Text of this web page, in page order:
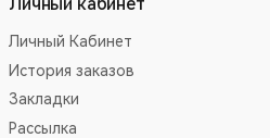
Личный Кабинет
История заказов
Закладки
Рассылка